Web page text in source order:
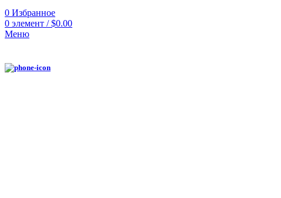
0 Избранное
0 элемент / $0.00
Меню